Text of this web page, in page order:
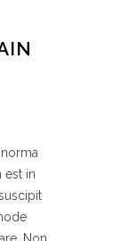
est in